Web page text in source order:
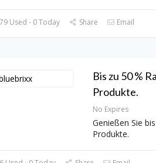
Used - 0 Today Share Email
Bis zu 50 %
Produkte.
No Expires
Genießen Sie
Produkte.